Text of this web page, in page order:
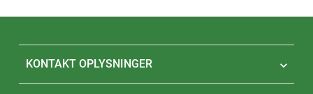
KONTAKT OPLYSNINGER 